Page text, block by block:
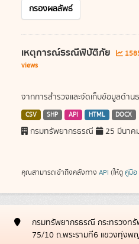
กรองผลลัพธ์
เหตุการณ์ธรณีพิบัติภัย
views
จากการสำรวจและจัดเก็บข้อมูลด้
CSV SHP API HTML DOCX
กรมทรัพยากรธรณี 25 มีนาค
คุณสามารถเข้าถึงคลังทาง API (ให้ดู คู่มือ
กรมทรัพยากรธรณี กระทรวงทรั
75/10 ถ.พระรามที่6 แขวงทุ่งพ